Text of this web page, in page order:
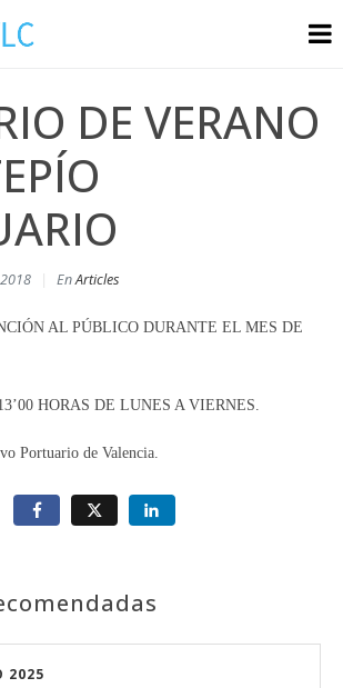
DE VERANO
EnArticles
AL PÚBLICO DURANTE EL MES DE
HORAS DE LUNES A VIERNES.
Portuario de Valencia.
2025